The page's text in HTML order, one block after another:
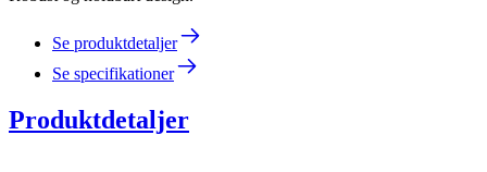
Se produktdetaljer
Se specifikationer
Produktdetaljer